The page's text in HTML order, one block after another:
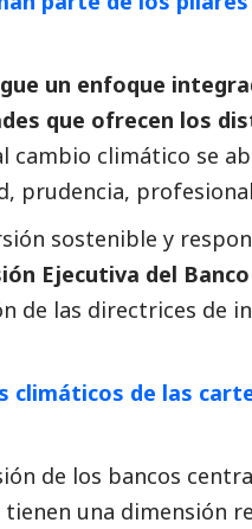
un enfoque
que ofrecen los
cambio climático se
prudencia,
sostenible y
Ejecutiva del
de las directrices de
climáticos de las
de los bancos
tienen una dimensión